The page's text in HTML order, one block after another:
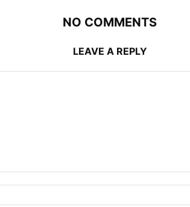
NO COMMENTS
LEAVE A REPLY